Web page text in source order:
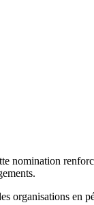
organisations en